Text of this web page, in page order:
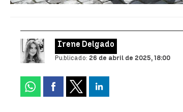
Irene Delgado
Publicado: 26 de abril de 2025, 18:00